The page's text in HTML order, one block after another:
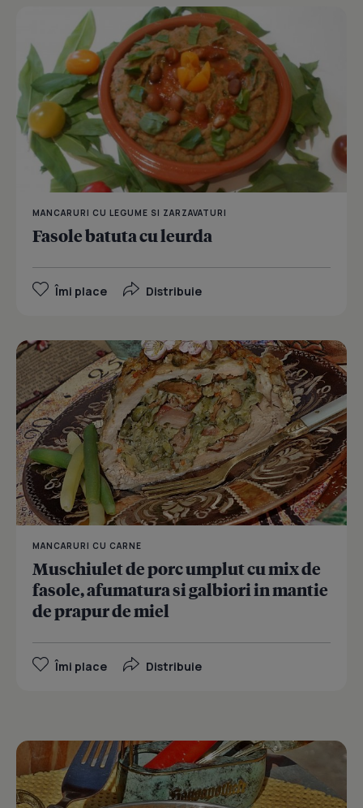
MANCARURI CU LEGUME SI ZARZAVATURI
Fasole batuta cu leurda
Îmi place Distribuie
MANCARURI CU CARNE
Muschiulet de porc umplut cu mix de
fasole, afumatura si galbiori in mantie
de prapur de miel
Îmi place Distribuie